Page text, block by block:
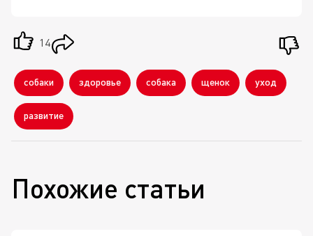
14
собаки здоровье собака щенок уход
развитие
Похожие статьи